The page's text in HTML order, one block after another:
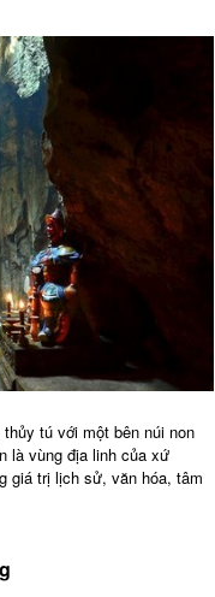
tú với một bên núi non
là vùng địa linh của xứ
giá trị lịch sử, văn hóa, tâm